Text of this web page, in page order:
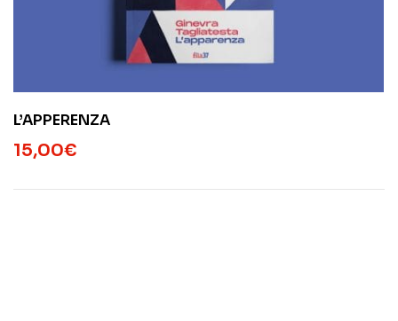
L’APPERENZA
15,00€